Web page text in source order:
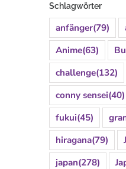
Schlagwörter
anfänger(79)
Anime(63)
challenge(132)
conny sensei(40)
fukui(45)
hiragana(79)
japan(278)